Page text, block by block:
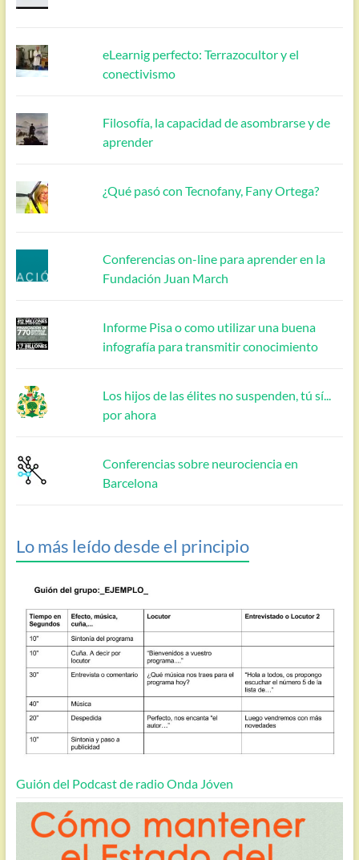
eLearnig perfecto: Terrazocultor y el
conectivismo
Filosofía, la capacidad de asombrarse y de
aprender
¿Qué pasó con Tecnofany, Fany Ortega?
Conferencias on-line para aprender en la
Fundación Juan March
Informe Pisa o como utilizar una buena
infografía para transmitir conocimiento
Los hijos de las élites no suspenden, tú sí...
por ahora
Conferencias sobre neurociencia en
Barcelona
Lo más leído desde el principio
Guión del Podcast de radio Onda Jóven